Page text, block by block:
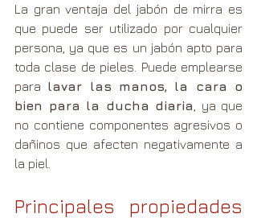
La gran ventaja del jabón de mirra es
que puede ser utilizado por cualquier
persona, ya que es un jabón apto para
toda clase de pieles. Puede emplearse
para lavar las manos, la cara o
bien para la ducha diaria
, ya que
no contiene componentes agresivos o
dañinos que afecten negativamente a
la piel.
Principales propiedades